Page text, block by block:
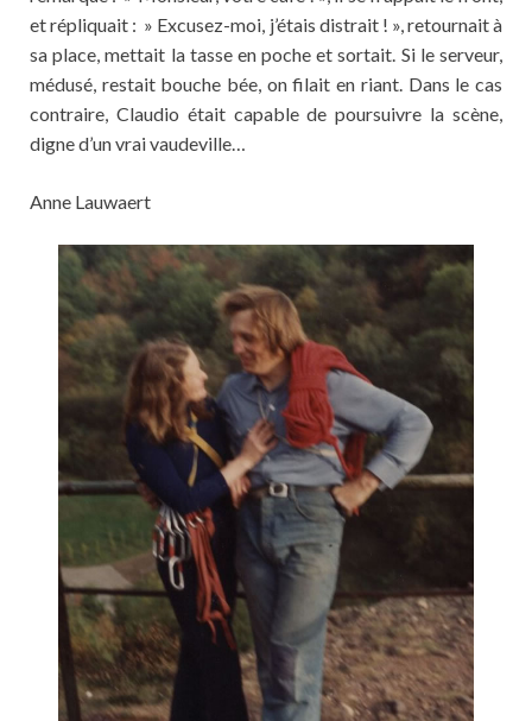
et répliquait : » Excusez-moi, j’étais distrait ! », retournait à
sa place, mettait la tasse en poche et sortait. Si le serveur,
médusé, restait bouche bée, on filait en riant. Dans le cas
contraire, Claudio était capable de poursuivre la scène,
digne d’un vrai vaudeville…
Anne Lauwaert